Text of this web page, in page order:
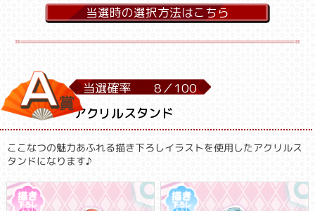
当選時の選択方法はこちら
当選確率 8／100
アクリルスタンド
ここなつの魅力あふれる描き下ろしイラストを使用したアクリルス
タンドになります♪